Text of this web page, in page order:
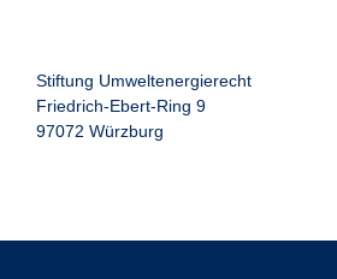
Stiftung Umweltenergierecht
Friedrich-Ebert-Ring 9
97072 Würzburg